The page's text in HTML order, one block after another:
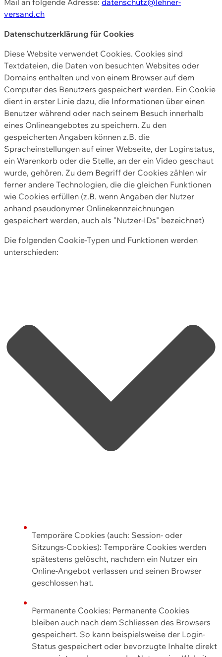
versand.ch
Datenschutzerklärung für Cookies
Diese Website verwendet Cookies. Cookies sind
Textdateien, die Daten von besuchten Websites oder
Domains enthalten und von einem Browser auf dem
Computer des Benutzers gespeichert werden. Ein Cookie
dient in erster Linie dazu, die Informationen über einen
Benutzer während oder nach seinem Besuch innerhalb
eines Onlineangebotes zu speichern. Zu den
gespeicherten Angaben können z.B. die
Spracheinstellungen auf einer Webseite, der Loginstatus,
ein Warenkorb oder die Stelle, an der ein Video geschaut
wurde, gehören. Zu dem Begriff der Cookies zählen wir
ferner andere Technologien, die die gleichen Funktionen
wie Cookies erfüllen (z.B. wenn Angaben der Nutzer
anhand pseudonymer Onlinekennzeichnungen
gespeichert werden, auch als "Nutzer-IDs" bezeichnet)
Die folgenden Cookie-Typen und Funktionen werden
unterschieden:
Temporäre Cookies (auch: Session- oder
Sitzungs-Cookies): Temporäre Cookies werden
spätestens gelöscht, nachdem ein Nutzer ein
Online-Angebot verlassen und seinen Browser
geschlossen hat.
Permanente Cookies: Permanente Cookies
bleiben auch nach dem Schliessen des Browsers
gespeichert. So kann beispielsweise der Login-
Status gespeichert oder bevorzugte Inhalte direkt